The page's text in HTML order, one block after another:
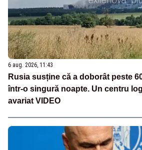
6 aug. 2026, 11:43
Rusia susține că a doborât peste
într-o singură noapte. Un centru
avariat VIDEO